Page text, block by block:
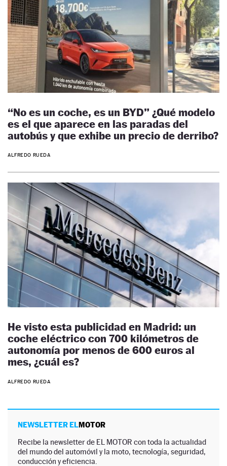
“No es un coche, es un BYD” ¿Qué modelo
es el que aparece en las paradas del
autobús y que exhibe un precio de derribo?
ALFREDO RUEDA
He visto esta publicidad en Madrid: un
coche eléctrico con 700 kilómetros de
autonomía por menos de 600 euros al
mes, ¿cuál es?
ALFREDO RUEDA
NEWSLETTER ELMOTOR
Recibe la newsletter de EL MOTOR con toda la actualidad
del mundo del automóvil y la moto, tecnología, seguridad,
conducción y eficiencia.